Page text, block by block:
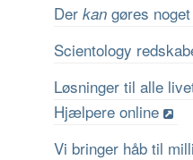
Der kan gøres
Scientology
Løsninger til alle
Hjælpere online
Vi bringer håb til